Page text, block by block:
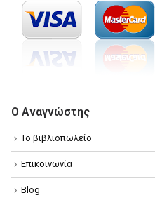
Ο Αναγνώστης
Το βιβλιοπωλείο
Επικοινωνία
Blog